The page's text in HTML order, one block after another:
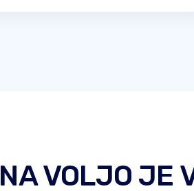
NA VOLJO JE